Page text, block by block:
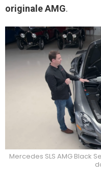
originaleAMG.
Mercedes SLS AMG Black